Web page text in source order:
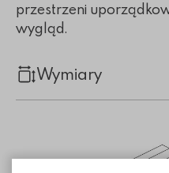
przestrzeni
wygląd.
Wymiary